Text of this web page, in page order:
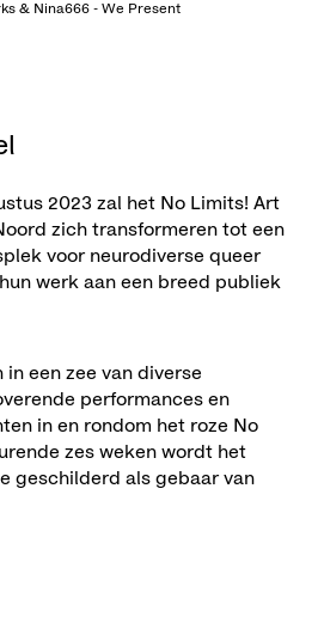
& Nina666 - We Present
2023 zal het No Limits! Art
zich transformeren tot een
voor neurodiverse queer
werk aan een breed publiek
een zee van diverse
performances en
in en rondom het roze No
zes weken wordt het
geschilderd als gebaar van